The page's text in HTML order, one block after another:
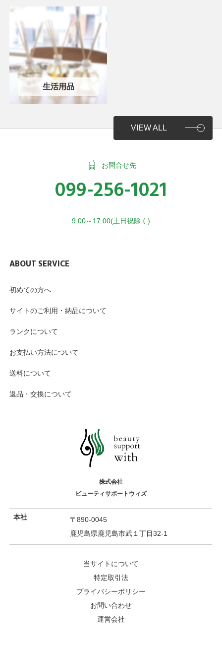
生活用品
VIEW ALL
お問合せ先
099-256-1021
9:00～17:00(土日祝除く)
ABOUT SERVICE
初めての方へ
サイトのご利用・納品について
ランクについて
お支払い方法について
送料について
返品・交換について
株式会社
ビューティサポートウィズ
本社
〒890-0045
鹿児島県鹿児島市武１丁目32-1
当サイトについて
特定取引法
プライバシーポリシー
お問い合わせ
運営会社